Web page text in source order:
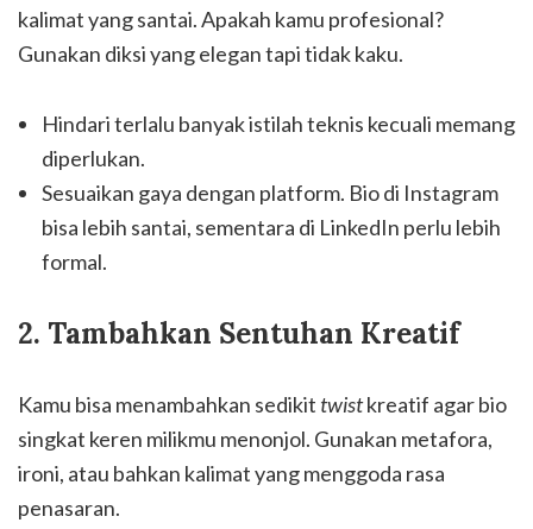
kalimat yang santai. Apakah kamu profesional?
Gunakan diksi yang elegan tapi tidak kaku.
Hindari terlalu banyak istilah teknis kecuali memang
diperlukan.
Sesuaikan gaya dengan platform. Bio di Instagram
bisa lebih santai, sementara di LinkedIn perlu lebih
formal.
2. Tambahkan Sentuhan Kreatif
Kamu bisa menambahkan sedikit twistkreatif agar bio
singkat keren milikmu menonjol. Gunakan metafora,
ironi, atau bahkan kalimat yang menggoda rasa
penasaran.